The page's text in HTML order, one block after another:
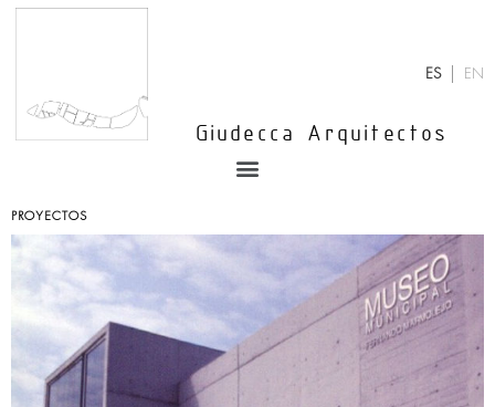
Giudecca Arquitectos
ES EN
Menu
PROYECTOS